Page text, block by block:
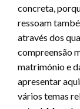
concreta,
ressoam
através dos
compreensão
matrimónio e
apresentar
vários temas